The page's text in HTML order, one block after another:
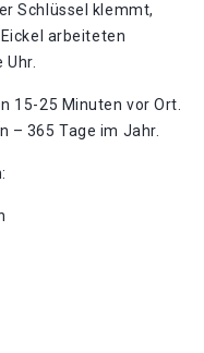
Schlüssel klemmt,
arbeiteten
15-25 Minuten vor Ort.
– 365 Tage im Jahr.